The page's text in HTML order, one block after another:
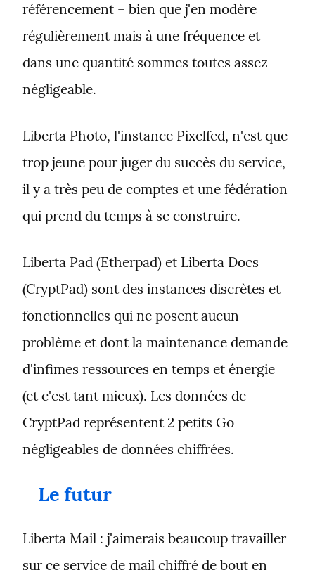
référencement – bien que j'en modère
régulièrement mais à une fréquence et
dans une quantité sommes toutes assez
négligeable.
Liberta Photo, l'instance Pixelfed, n'est que
trop jeune pour juger du succès du service,
il y a très peu de comptes et une fédération
qui prend du temps à se construire.
Liberta Pad (Etherpad) et Liberta Docs
(CryptPad) sont des instances discrètes et
fonctionnelles qui ne posent aucun
problème et dont la maintenance demande
d'infimes ressources en temps et énergie
(et c'est tant mieux). Les données de
CryptPad représentent 2 petits Go
négligeables de données chiffrées.
Le futur
Liberta Mail : j'aimerais beaucoup travailler
sur ce service de mail chiffré de bout en